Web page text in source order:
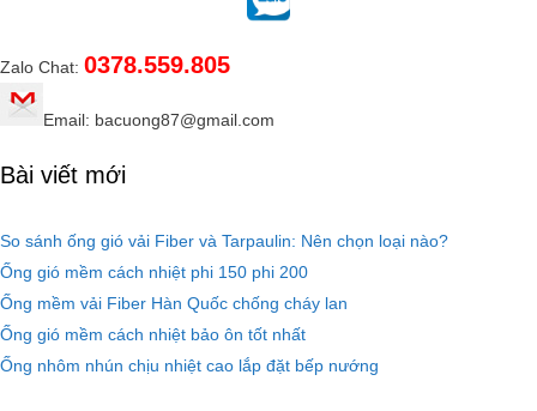
Zalo Chat: 0378.559.805
Email: bacuong87@gmail.com
Bài viết mới
So sánh ống gió vải Fiber và Tarpaulin: Nên chọn loại nào?
Ống gió mềm cách nhiệt phi 150 phi 200
Ống mềm vải Fiber Hàn Quốc chống cháy lan
Ống gió mềm cách nhiệt bảo ôn tốt nhất
Ống nhôm nhún chịu nhiệt cao lắp đặt bếp nướng